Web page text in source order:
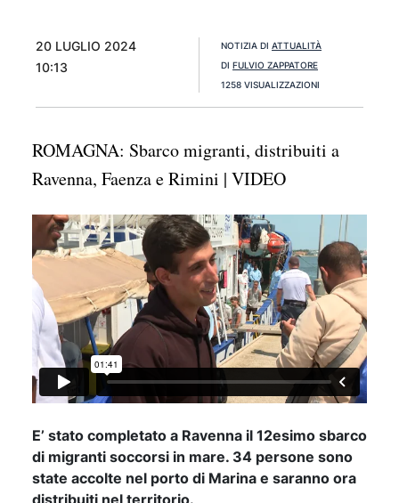
20 LUGLIO 2024
10:13
NOTIZIA DI ATTUALITÀ
DI FULVIO ZAPPATORE
1258 VISUALIZZAZIONI
ROMAGNA: Sbarco migranti, distribuiti a
Ravenna, Faenza e Rimini | VIDEO
E’ stato completato a Ravenna il 12esimo sbarco
di migranti soccorsi in mare. 34 persone sono
state accolte nel porto di Marina e saranno ora
distribuiti nel territorio.